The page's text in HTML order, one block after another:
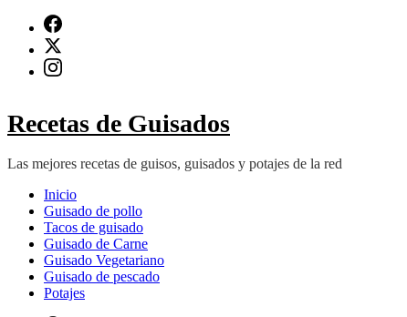
contenido
(presiona
Recetas de Guisados
Las mejores recetas de guisos, guisados y potajes de la red
Inicio
Guisado de pollo
Tacos de guisado
Guisado de Carne
Guisado Vegetariano
Guisado de pescado
Potajes